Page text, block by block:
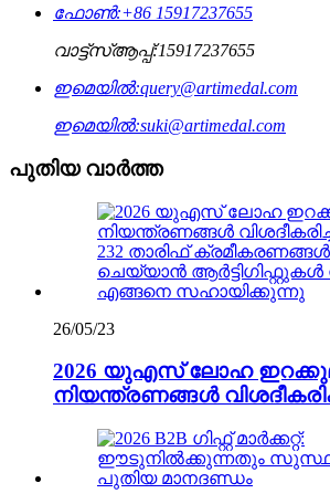
ഫോൺ:+86 15917237655
വാട്ട്‌സ്ആപ്പ്:15917237655
ഇമെയിൽ:query@artimedal.com
ഇമെയിൽ:suki@artimedal.com
പുതിയ വാർത്ത
26/05/23
2026 യുഎസ് ലോഹ
നിയന്ത്രണങ്ങൾ